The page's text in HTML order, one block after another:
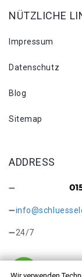
NÜTZLICHE
Impressum
Datenschutz
Blog
Sitemap
ADDRESS
24/7